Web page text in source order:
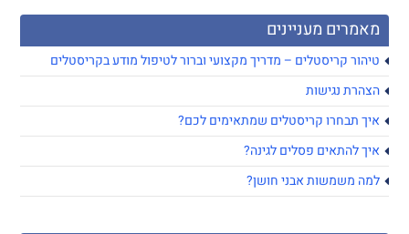
מאמרים מעניינים
טיהור קריסטלים – מדריך מקצועי וברור לטיפול מודע בקריסטלים
הצהרת נגישות
איך תבחרו קריסטלים שמתאימים לכם?
איך להתאים פסלים לגינה?
למה משמשות אבני חושן?